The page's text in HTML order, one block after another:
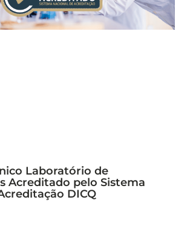
Laboratório de
Acreditado pelo Sistema
DICQ